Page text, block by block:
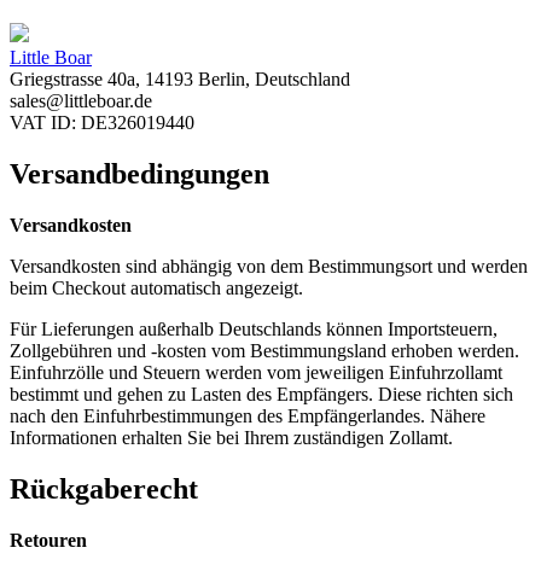
Little Boar
Griegstrasse 40a, 14193 Berlin, Deutschland
sales@littleboar.de
VAT ID: DE326019440
Versandbedingungen
Versandkosten
Versandkosten sind abhängig von dem Bestimmungsort und werden
beim Checkout automatisch angezeigt.
Für Lieferungen außerhalb Deutschlands können Importsteuern,
Zollgebühren und -kosten vom Bestimmungsland erhoben werden.
Einfuhrzölle und Steuern werden vom jeweiligen Einfuhrzollamt
bestimmt und gehen zu Lasten des Empfängers. Diese richten sich
nach den Einfuhrbestimmungen des Empfängerlandes. Nähere
Informationen erhalten Sie bei Ihrem zuständigen Zollamt.
Rückgaberecht
Retouren